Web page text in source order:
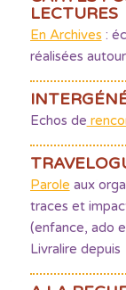
LECTURES
En Archives :
réalisées
Echos de
Parole aux
traces et
(enfance, ado
Livralire depuis